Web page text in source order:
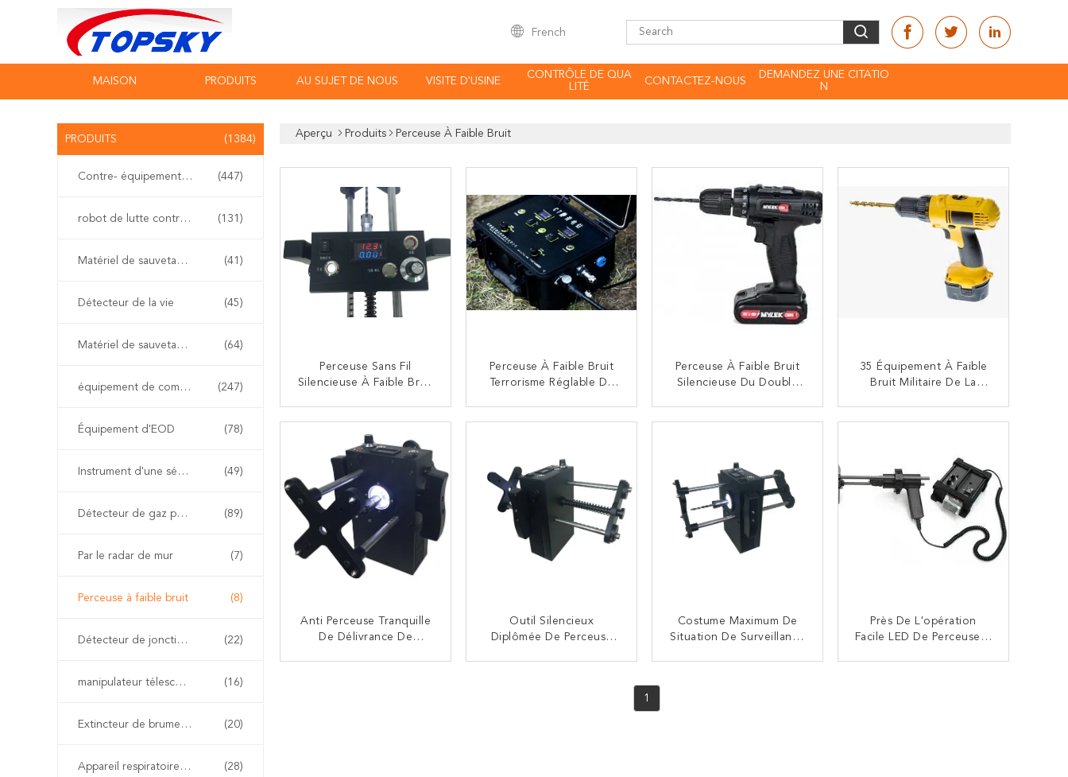
French
MAISON PRODUITS AU SUJET DE NOUS VISITE D'USINE
CONTRÔLE DE QUA
LITÉ
CONTACTEZ-NOUS
DEMANDEZ UNE CITATIO
N
PRODUITS (1384)
Contre- équipement de terrorisme (447)
robot de lutte contre l'incendie (131)
Matériel de sauvetage de l'eau (41)
Détecteur de la vie (45)
Matériel de sauvetage de tremblement de terre (64)
équipement de combat d'incendie (247)
Équipement d'EOD (78)
Instrument d'une sécurité inhérente (49)
Détecteur de gaz portable (89)
Par le radar de mur (7)
Perceuse à faible bruit (8)
Détecteur de jonction non linéaire (22)
manipulateur télescopique d'eod (16)
Extincteur de brume de l'eau (20)
Appareil respiratoire d'individu (28)
Aperçu Produits Perceuse À Faible Bruit
Perceuse Sans Fil
Silencieuse À Faible Bruit
120
CONTACTEZ
Perceuse À Faible Bruit
Terrorisme Réglable De
CONTACTEZ
Perceuse À Faible Bruit
Silencieuse Du Double
CONTACTEZ
35 Équipement À Faible
Bruit Militaire De La
CONTACTEZ
Anti Perceuse Tranquille
De Délivrance De
Outil Silencieux
Diplômée De Perceuse
Costume Maximum De
Situation De Surveillance
Près De L'opération
Facile LED De Perceuse À
1